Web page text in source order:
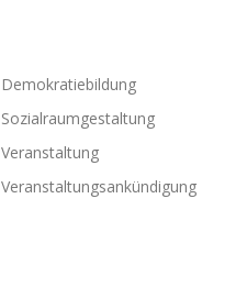
Demokratiebildung
Sozialraumgestaltung
Veranstaltung
Veranstaltungsankündigung